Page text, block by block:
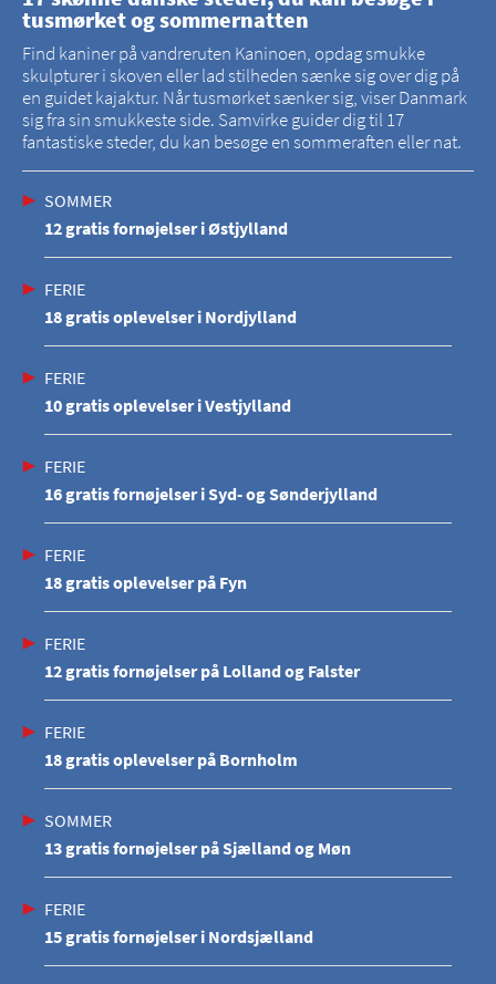
tusmørket og sommernatten
Find kaniner på vandreruten Kaninoen, opdag smukke
skulpturer i skoven eller lad stilheden sænke sig over dig på
en guidet kajaktur. Når tusmørket sænker sig, viser Danmark
sig fra sin smukkeste side. Samvirke guider dig til 17
fantastiske steder, du kan besøge en sommeraften eller nat.
SOMMER
12 gratis fornøjelser i Østjylland
FERIE
18 gratis oplevelser i Nordjylland
FERIE
10 gratis oplevelser i Vestjylland
FERIE
16 gratis fornøjelser i Syd- og Sønderjylland
FERIE
18 gratis oplevelser på Fyn
FERIE
12 gratis fornøjelser på Lolland og Falster
FERIE
18 gratis oplevelser på Bornholm
SOMMER
13 gratis fornøjelser på Sjælland og Møn
FERIE
15 gratis fornøjelser i Nordsjælland